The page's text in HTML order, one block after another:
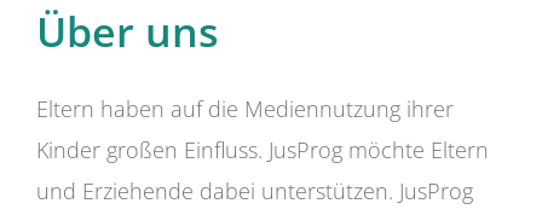
Über uns
Eltern haben auf die Mediennutzung ihrer
Kinder großen Einfluss. JusProg möchte Eltern
und Erziehende dabei unterstützen. JusProg